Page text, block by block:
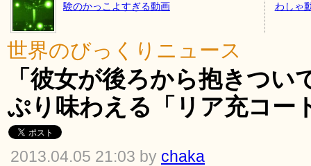
験のかっこよすぎる動画
わしゃ
世界のびっくりニュース
「彼女が後ろから抱きつい
ぷり味わえる「リア充コー
2013.04.05 21:03 by chaka